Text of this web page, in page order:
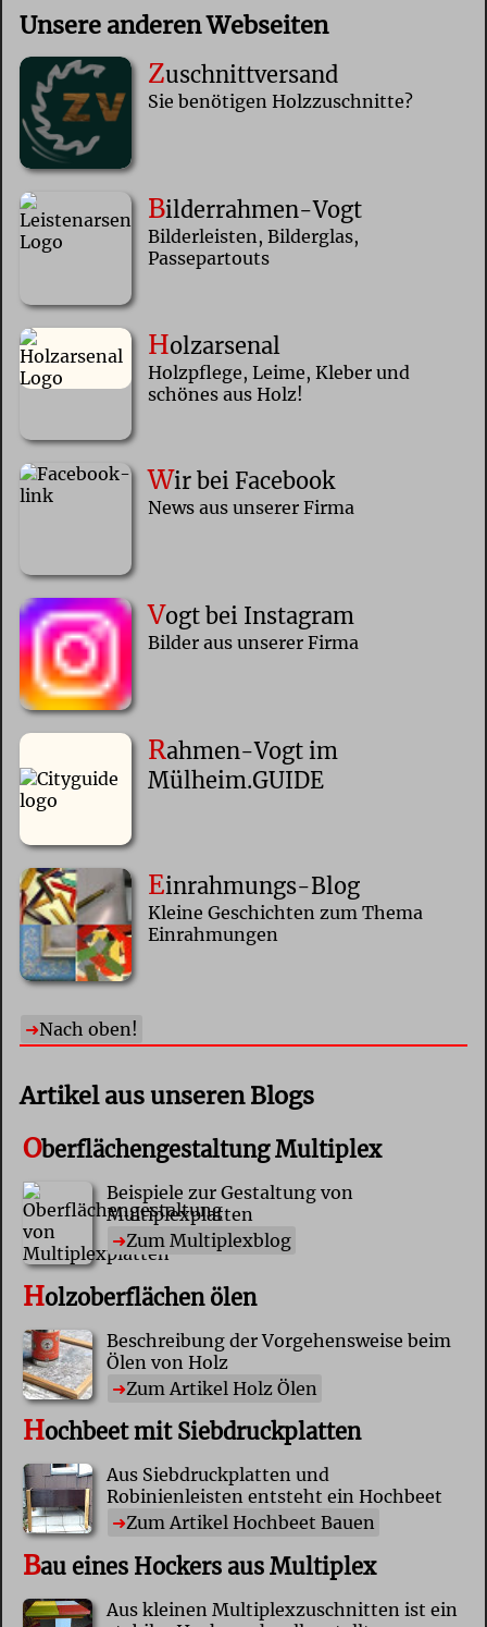
Unsere anderen Webseiten
Zuschnittversand
Sie benötigen Holzzuschnitte?
Bilderrahmen-Vogt
Bilderleisten, Bilderglas,
Passepartouts
Holzarsenal
Holzpflege, Leime, Kleber und
schönes aus Holz!
Wir bei Facebook
News aus unserer Firma
Vogt bei Instagram
Bilder aus unserer Firma
Rahmen-Vogt im
Mülheim.GUIDE
Einrahmungs-Blog
Kleine Geschichten zum Thema
Einrahmungen
Nach oben!
Artikel aus unseren Blogs
Oberflächengestaltung Multiplex
Beispiele zur Gestaltung von
Multiplexplatten
Zum Multiplexblog
Holzoberflächen ölen
Beschreibung der Vorgehensweise beim
Ölen von Holz
Zum Artikel Holz Ölen
Hochbeet mit Siebdruckplatten
Aus Siebdruckplatten und
Robinienleisten entsteht ein Hochbeet
Zum Artikel Hochbeet Bauen
Bau eines Hockers aus Multiplex
Aus kleinen Multiplexzuschnitten ist ein